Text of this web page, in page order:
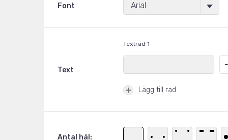
Font Arial
Text
Textrad 1
Lägg till rad
Antal hål: